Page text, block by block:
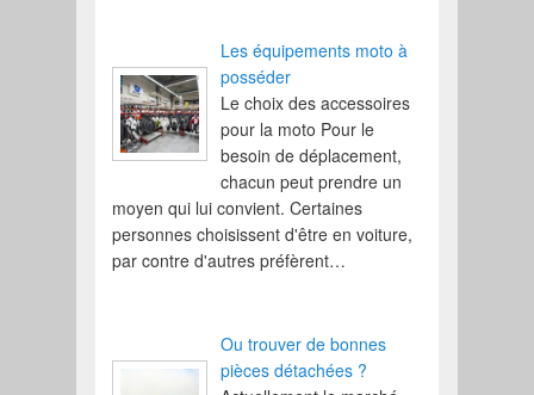
Les équipements moto à
posséder
Le choix des accessoires
pour la moto Pour le
besoin de déplacement,
chacun peut prendre un
moyen qui lui convient. Certaines
personnes choisissent d'être en voiture,
par contre d'autres préfèrent…
Ou trouver de bonnes
pièces détachées ?